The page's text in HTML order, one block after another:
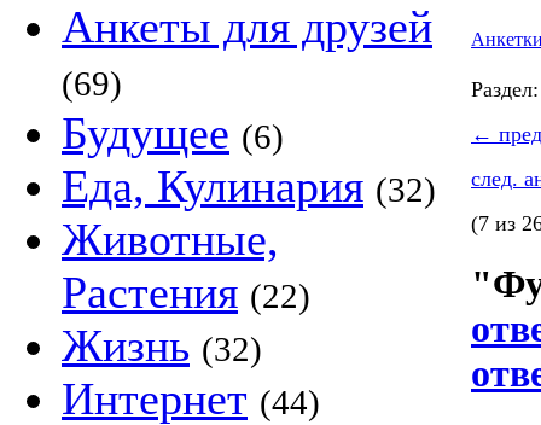
Анкеты для друзей
(69)
Будущее (6)
Еда, Кулинария (32)
Животные,
Растения (22)
Жизнь (32)
Интернет (44)
←
след.
(7 из